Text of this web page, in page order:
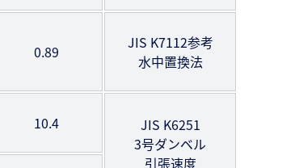
0.89
JIS K7112参考
水中置換法
10.4
JIS K6251
3号ダンベル
引張速度